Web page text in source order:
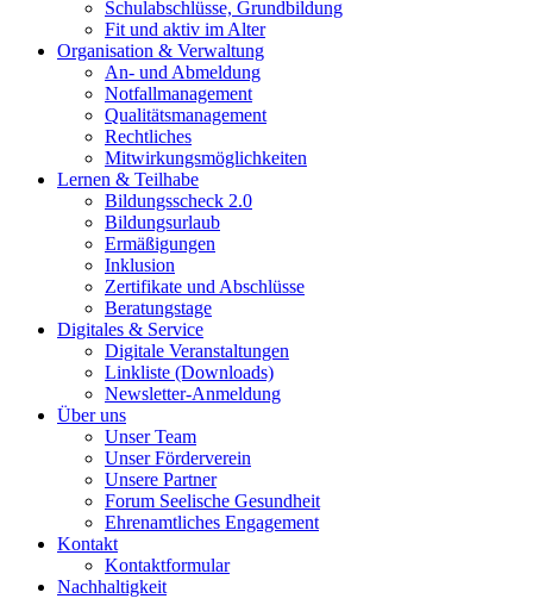
Schulabschlüsse, Grundbildung
Fit und aktiv im Alter
Organisation & Verwaltung
An- und Abmeldung
Notfallmanagement
Qualitätsmanagement
Rechtliches
Mitwirkungsmöglichkeiten
Lernen & Teilhabe
Bildungsscheck 2.0
Bildungsurlaub
Ermäßigungen
Inklusion
Zertifikate und Abschlüsse
Beratungstage
Digitales & Service
Digitale Veranstaltungen
Linkliste (Downloads)
Newsletter-Anmeldung
Über uns
Unser Team
Unser Förderverein
Unsere Partner
Forum Seelische Gesundheit
Ehrenamtliches Engagement
Kontakt
Kontaktformular
Nachhaltigkeit